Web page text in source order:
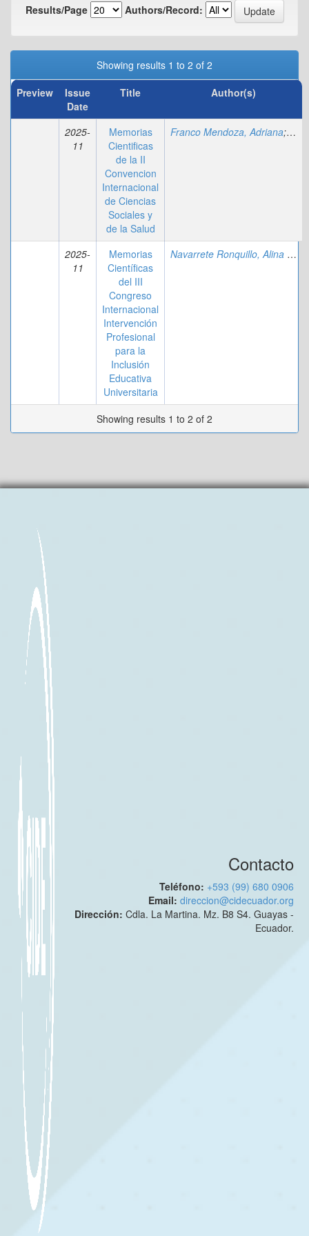
Results/Page
Authors/Record:
Showing results 1 to 2 of 2
Preview
Issue
Date
Title Author(s)
2025-
11
Memorias
Cientificas
de la II
Convencion
Internacional
de Ciencias
Sociales y
de la Salud
Franco Mendoza, Adriana;
2025-
11
Memorias
Científicas
del III
Congreso
Internacional
Intervención
Profesional
para la
Inclusión
Educativa
Universitaria
Navarrete Ronquillo, Alina Jahaira
Showing results 1 to 2 of 2
Contacto
Teléfono: +593 (99) 680 0906
Email:direccion@cidecuador.org
Dirección:Cdla. La Martina. Mz. B8 S4. Guayas -
Ecuador.